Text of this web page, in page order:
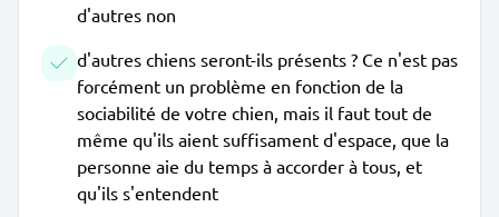
d'autres non
d'autres chiens seront-ils présents ? Ce n'est pas
forcément un problème en fonction de la
sociabilité de votre chien, mais il faut tout de
même qu'ils aient suffisament d'espace, que la
personne aie du temps à accorder à tous, et
qu'ils s'entendent